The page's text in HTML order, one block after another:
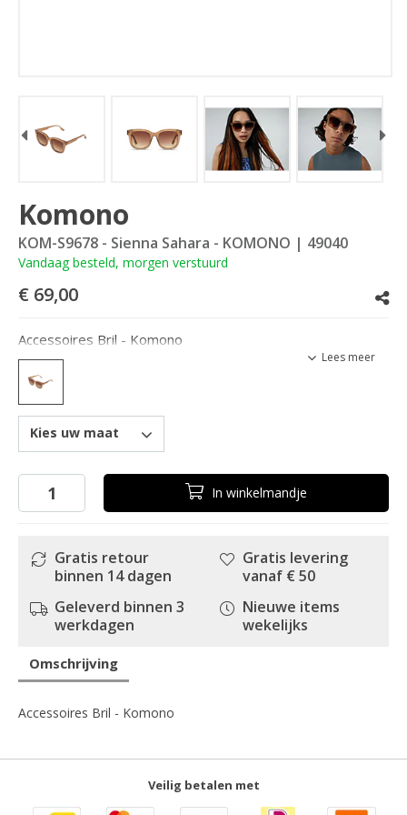
Komono
KOM-S9678 - Sienna Sahara - KOMONO | 49040
Vandaag besteld, morgen verstuurd
€ 69,00
Accessoires Bril - Komono
Lees meer
Kies uw maat
In winkelmandje
Gratis retour
binnen 14 dagen
Geleverd binnen 3
werkdagen
Gratis levering
vanaf € 50
Nieuwe items
wekelijks
Omschrijving
Accessoires Bril - Komono
Veilig betalen met